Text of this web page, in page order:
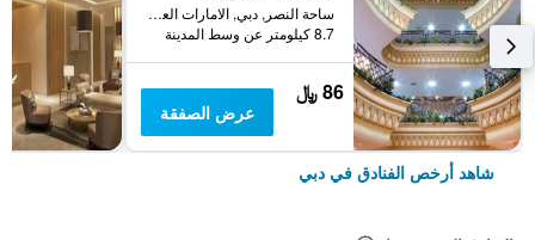
ساحة النصر, دبي, الامارات العربية المتحدة
8.7 كيلومتر عن وسط المدينة
86 ﷼
عرض الصفقة
شاهد أرخص الفنادق في دبي